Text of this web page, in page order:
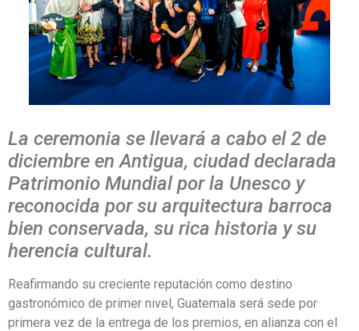
La ceremonia se llevará a cabo el 2 de
diciembre en Antigua, ciudad declarada
Patrimonio Mundial por la Unesco y
reconocida por su arquitectura barroca
bien conservada, su rica historia y su
herencia cultural.
Reafirmando su creciente reputación como destino
gastronómico de primer nivel, Guatemala será sede por
primera vez de la entrega de los premios, en alianza con el